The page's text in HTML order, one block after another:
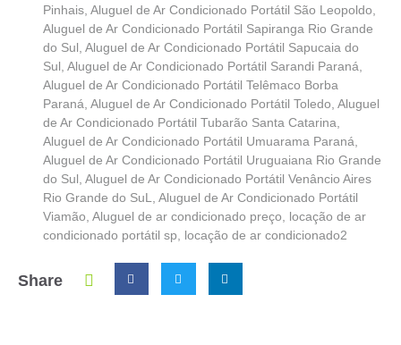
Pinhais, Aluguel de Ar Condicionado Portátil São Leopoldo,
Aluguel de Ar Condicionado Portátil Sapiranga Rio Grande
do Sul, Aluguel de Ar Condicionado Portátil Sapucaia do
Sul, Aluguel de Ar Condicionado Portátil Sarandi Paraná,
Aluguel de Ar Condicionado Portátil Telêmaco Borba
Paraná, Aluguel de Ar Condicionado Portátil Toledo, Aluguel
de Ar Condicionado Portátil Tubarão Santa Catarina,
Aluguel de Ar Condicionado Portátil Umuarama Paraná,
Aluguel de Ar Condicionado Portátil Uruguaiana Rio Grande
do Sul, Aluguel de Ar Condicionado Portátil Venâncio Aires
Rio Grande do SuL, Aluguel de Ar Condicionado Portátil
Viamão, Aluguel de ar condicionado preço, locação de ar
condicionado portátil sp, locação de ar condicionado2
Share